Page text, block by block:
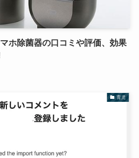
ホ除菌器の口コミや評価、効果
育児